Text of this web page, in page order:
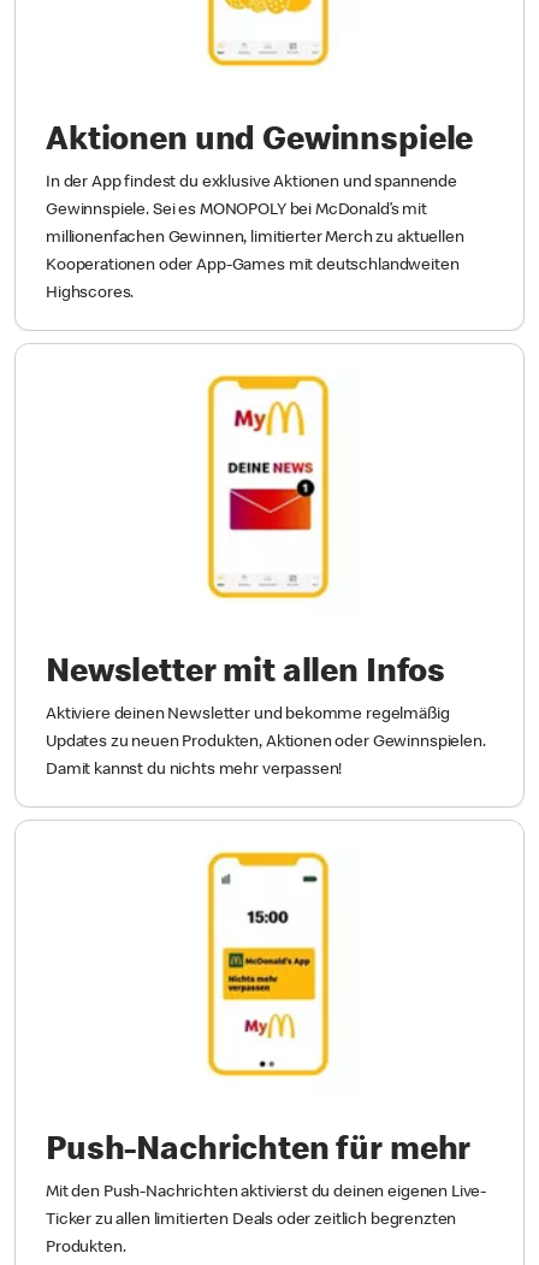
Aktionen und Gewinnspiele
In der App findest du exklusive Aktionen und spannende
Gewinnspiele. Sei es MONOPOLY bei McDonald’s mit
millionenfachen Gewinnen, limitierter Merch zu aktuellen
Kooperationen oder App-Games mit deutschlandweiten
Highscores.
Newsletter mit allen Infos
Aktiviere deinen Newsletter und bekomme regelmäßig
Updates zu neuen Produkten, Aktionen oder Gewinnspielen.
Damit kannst du nichts mehr verpassen!
Push-Nachrichten für mehr
Mit den Push-Nachrichten aktivierst du deinen eigenen Live-
Ticker zu allen limitierten Deals oder zeitlich begrenzten
Produkten.